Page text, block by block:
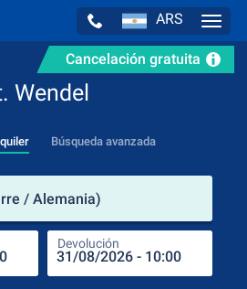
ARS
Cancelación gratuita
Wendel
Búsqueda avanzada
/ Alemania)
Devolución